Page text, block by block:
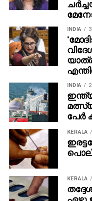
INDIA
INDIA
പേര്‍
KERALA
KERALA
ഏഴു